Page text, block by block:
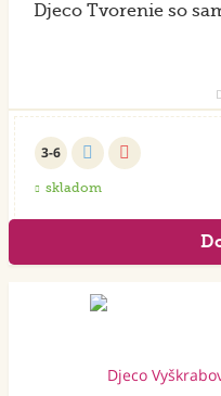
Djeco Tvorenie so
3-6
skladom